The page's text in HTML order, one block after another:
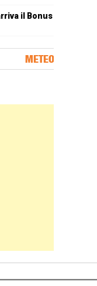
il Bonus
METEO